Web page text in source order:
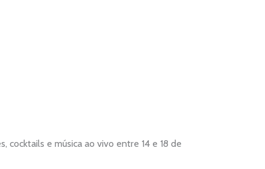
cocktails e música ao vivo entre 14 e 18 de